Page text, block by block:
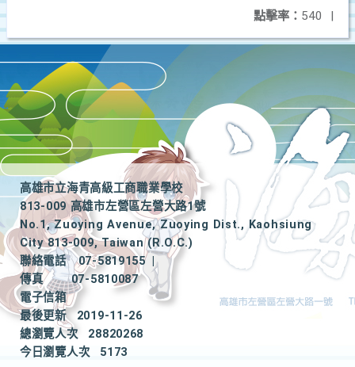
點擊率： 540 |
高雄市立海青高級工商職業學校
813-009 高雄市左營區左營大路1號
No.1, Zuoying Avenue, Zuoying Dist., Kaohsiung
City 813-009, Taiwan (R.O.C.)
聯絡電話
07-5819155
|
傳真
07-5810087
電子信箱
最後更新
2019-11-26
總瀏覽人次
28820268
今日瀏覽人次
5173